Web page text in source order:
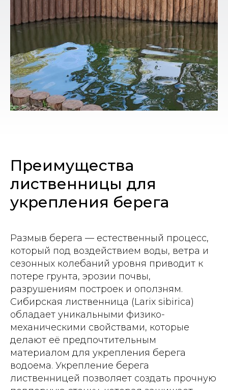
Преимущества
лиственницы для
укрепления берега
Размыв берега — естественный процесс,
который под воздействием воды, ветра и
сезонных колебаний уровня приводит к
потере грунта, эрозии почвы,
разрушениям построек и оползням.
Сибирская лиственница (Larix sibirica)
обладает уникальными физико-
механическими свойствами, которые
делают её предпочтительным
материалом для укрепления берега
водоема. Укрепление берега
лиственницей позволяет создать прочную